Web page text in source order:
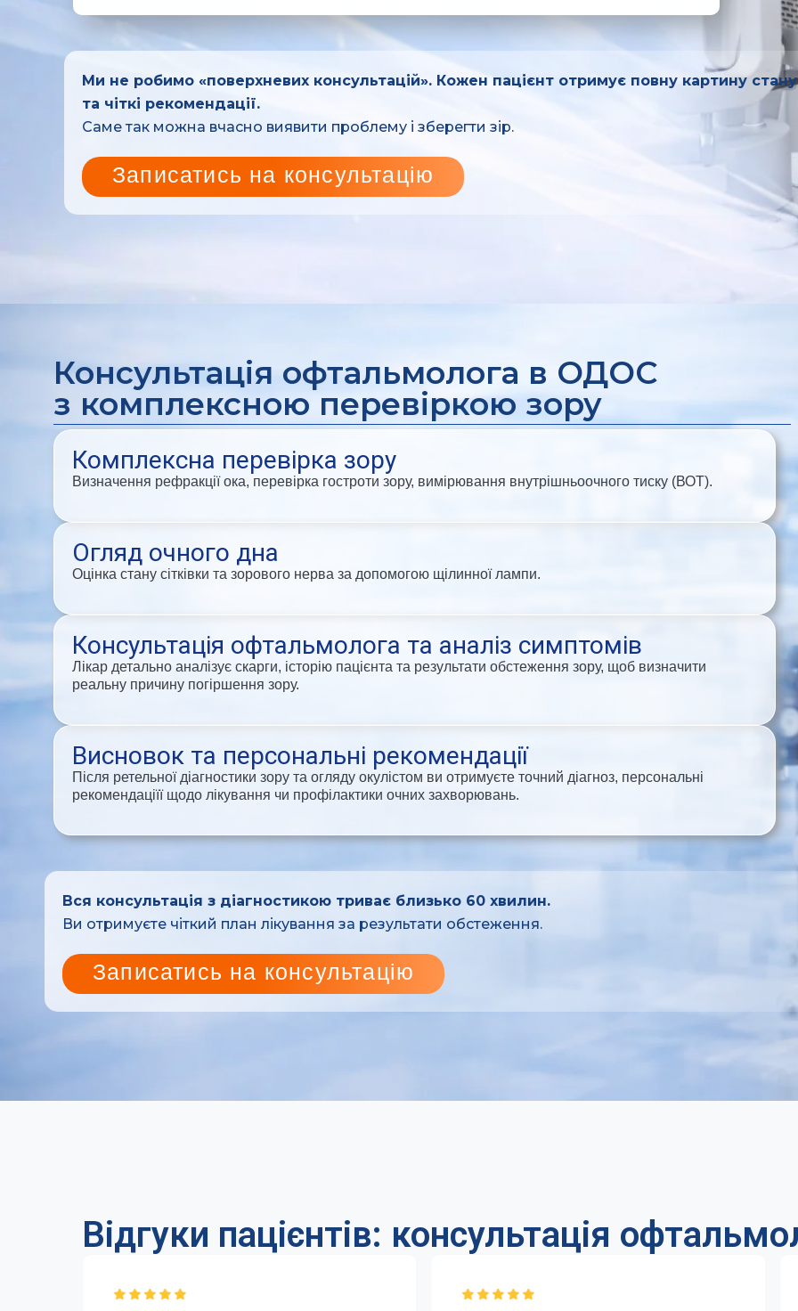
Ми не робимо «поверхневих консультацій». Кожен пацієнт отримує повну картину
та чіткі рекомендації.
Саме так можна вчасно виявити проблему і зберегти зір.
Записатись на консультацію
Консультація офтальмолога в ОДОС
з комплексною перевіркою зору
Комплексна перевірка зору
Визначення рефракції ока, перевірка гостроти зору, вимірювання внутрішньоочного тиску (ВОТ).
Огляд очного дна
Оцінка стану сітківки та зорового нерва за допомогою щілинної лампи.
Консультація офтальмолога та аналіз симптомів
Лікар детально аналізує скарги, історію пацієнта та результати обстеження зору, щоб визначити
реальну причину погіршення зору.
Висновок та персональні рекомендації
Після ретельної діагностики зору та огляду окулістом ви отримуєте точний діагноз, персональні
рекомендаціїї щодо лікування чи профілактики очних захворювань.
Вся консультація з діагностикою триває близько 60 хвилин.
Ви отримуєте чіткий план лікування за результати обстеження.
Записатись на консультацію
Відгуки пацієнтів: консультація